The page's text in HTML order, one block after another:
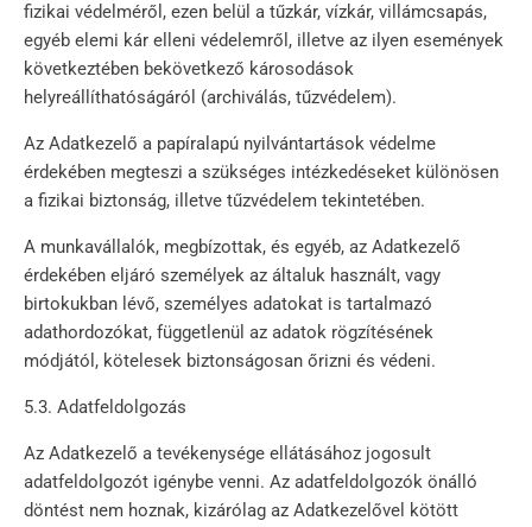
fizikai védelméről, ezen belül a tűzkár, vízkár, villámcsapás,
egyéb elemi kár elleni védelemről, illetve az ilyen események
következtében bekövetkező károsodások
helyreállíthatóságáról (archiválás, tűzvédelem).
Az Adatkezelő a papíralapú nyilvántartások védelme
érdekében megteszi a szükséges intézkedéseket különösen
a fizikai biztonság, illetve tűzvédelem tekintetében.
A munkavállalók, megbízottak, és egyéb, az Adatkezelő
érdekében eljáró személyek az általuk használt, vagy
birtokukban lévő, személyes adatokat is tartalmazó
adathordozókat, függetlenül az adatok rögzítésének
módjától, kötelesek biztonságosan őrizni és védeni.
5.3. Adatfeldolgozás
Az Adatkezelő a tevékenysége ellátásához jogosult
adatfeldolgozót igénybe venni. Az adatfeldolgozók önálló
döntést nem hoznak, kizárólag az Adatkezelővel kötött